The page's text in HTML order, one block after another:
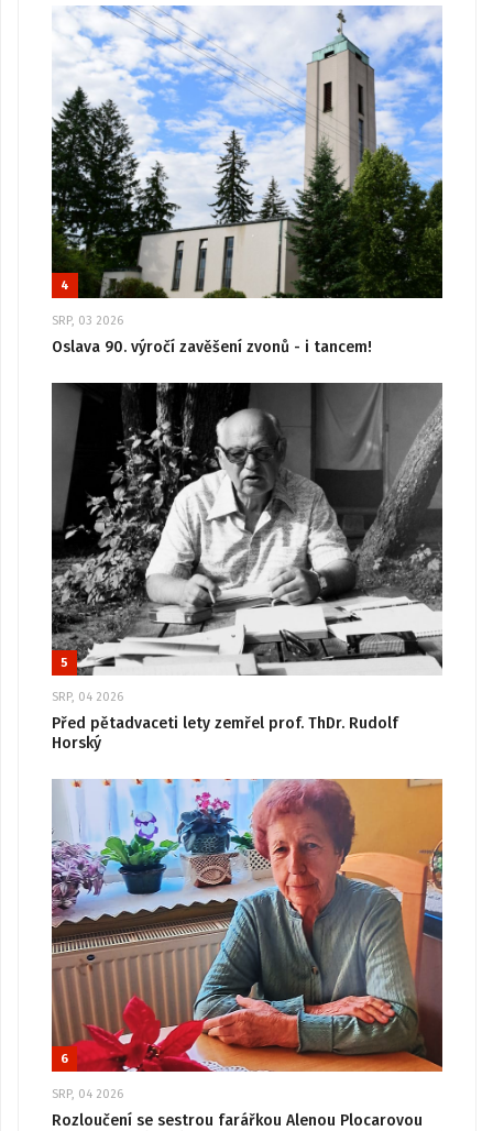
4
SRP, 03 2026
Oslava 90. výročí zavěšení zvonů - i tancem!
5
SRP, 04 2026
Před pětadvaceti lety zemřel prof. ThDr. Rudolf
Horský
6
SRP, 04 2026
Rozloučení se sestrou farářkou Alenou Plocarovou